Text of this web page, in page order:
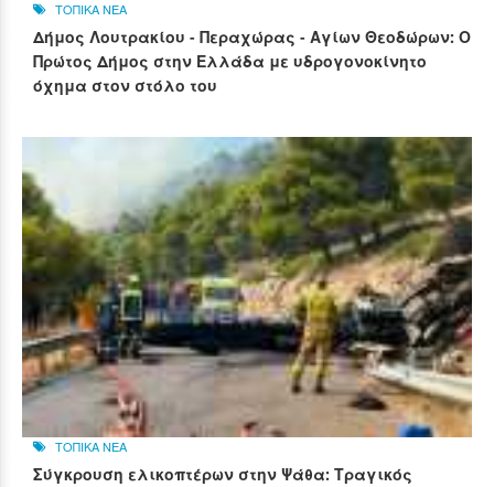
ΤΟΠΙΚΑ ΝΕΑ
Δήμος Λουτρακίου - Περαχώρας - Αγίων Θεοδώρων: Ο
Πρώτος Δήμος στην Ελλάδα με υδρογονοκίνητο
όχημα στον στόλο του
ΤΟΠΙΚΑ ΝΕΑ
Σύγκρουση ελικοπτέρων στην Ψάθα: Τραγικός